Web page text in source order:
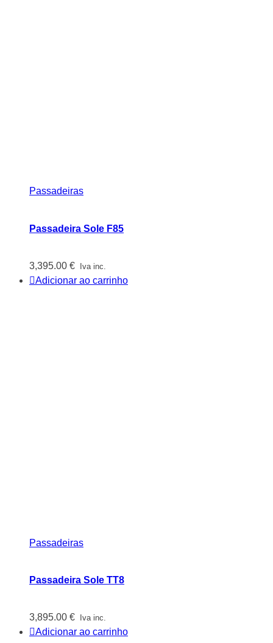
Passadeiras
Passadeira Sole F85
3,395.00 € Iva inc.
Adicionar ao carrinho
Passadeiras
Passadeira Sole TT8
3,895.00 € Iva inc.
Adicionar ao carrinho